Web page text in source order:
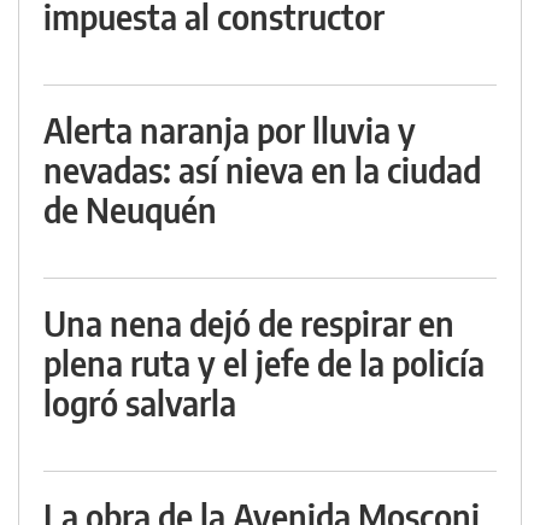
impuesta al constructor
Alerta naranja por lluvia y
nevadas: así nieva en la ciudad
de Neuquén
Una nena dejó de respirar en
plena ruta y el jefe de la policía
logró salvarla
La obra de la Avenida Mosconi